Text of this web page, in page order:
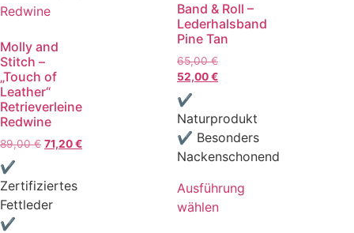
Molly and
Stitch –
„Touch of
Leather“
Retrieverleine
Redwine
89,00€ 71,20€
✔
Zertifiziertes
Fettleder
✔
Band & Roll –
Lederhalsband
Pine Tan
65,00€
52,00€
✔
Naturprodukt
✔ Besonders
Nackenschonend
Ausführung
wählen